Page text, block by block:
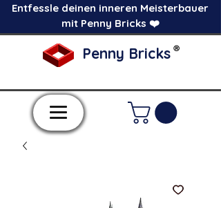
Entfessle deinen inneren Meisterbauer
mit Penny Bricks ❤️
Penny Bricks ®